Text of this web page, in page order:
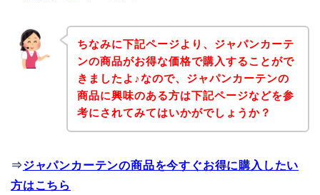
ちなみに下記ページより、ジャパンカーテ
ンの商品がお得な価格で購入することがで
きましたよ♪なので、ジャパンカーテンの
商品に興味のある方は下記ページなどを参
考にされてみてはいかがでしょうか？
⇒ジャパンカーテンの商品を今すぐお得に購入したい
方はこちら